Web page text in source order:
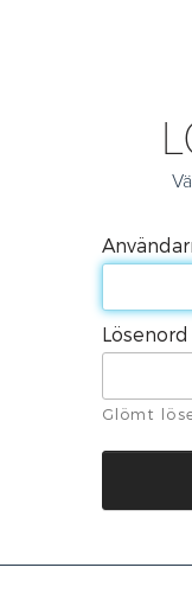
Lösenord
Glömt